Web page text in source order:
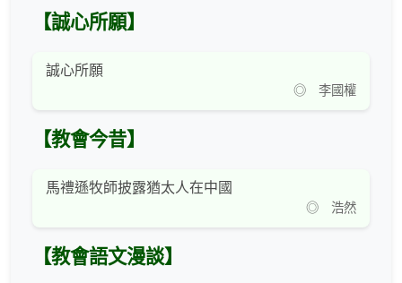
【誠心所願】
誠心所願
◎ 李國權
【教會今昔】
馬禮遜牧師披露猶太人在中國
◎ 浩然
【教會語文漫談】